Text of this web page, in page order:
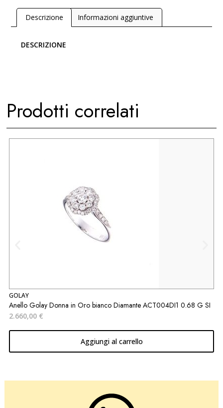
Descrizione Informazioni aggiuntive
DESCRIZIONE
Prodotti correlati
GOLAY
Anello Golay Donna in Oro bianco Diamante ACT004DI1 0.68 G SI
2.660,00 €
Aggiungi al carrello